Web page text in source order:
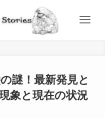
謎！最新発見と
象と現在の状況